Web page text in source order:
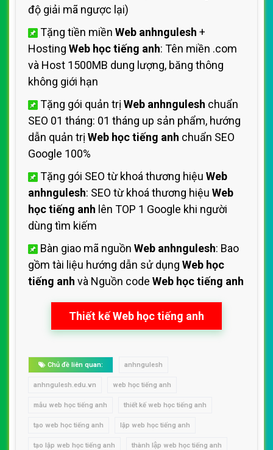
độ giải mã ngược lại)
Tặng tiền miền Web anhngulesh +
Hosting Web học tiếng anh: Tên miền .com
và Host 1500MB dung lượng, băng thông
không giới hạn
Tặng gói quản trị Web anhngulesh chuẩn
SEO 01 tháng: 01 tháng up sản phẩm, hướng
dẫn quản trị Web học tiếng anh chuẩn SEO
Google 100%
Tặng gói SEO từ khoá thương hiệu Web
anhngulesh: SEO từ khoá thương hiệu Web
học tiếng anh lên TOP 1 Google khi người
dùng tìm kiếm
Bàn giao mã nguồn Web anhngulesh: Bao
gồm tài liệu hướng dẫn sử dụng Web học
tiếng anh và Nguồn code Web học tiếng anh
Thiết kế Web học tiếng anh
Chủ đề liên quan: anhngulesh
anhngulesh.edu.vn web học tiếng anh
mẫu web học tiếng anh thiết kế web học tiếng anh
tạo web học tiếng anh lập web học tiếng anh
tạo lập web học tiếng anh thành lập web học tiếng anh